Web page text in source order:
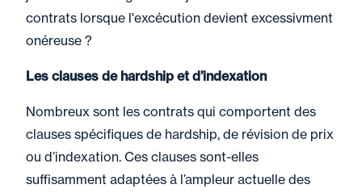
contrats lorsque l'excécution devient excessivment
onéreuse ?
Les clauses de hardship et d’indexation
Nombreux sont les contrats qui comportent des
clauses spécifiques de hardship, de révision de prix
ou d’indexation. Ces clauses sont-elles
suffisamment adaptées à l’ampleur actuelle des